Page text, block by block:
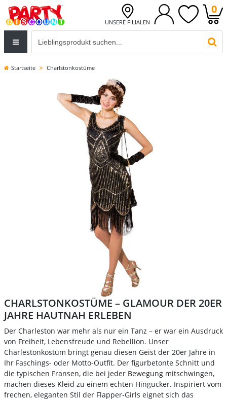
UNSERE FILIALEN
0
Startseite Charlstonkostüme
CHARLSTONKOSTÜME – GLAMOUR DER 20ER
JAHRE HAUTNAH ERLEBEN
Der Charleston war mehr als nur ein Tanz – er war ein Ausdruck
von Freiheit, Lebensfreude und Rebellion. Unser
Charlestonkostüm bringt genau diesen Geist der 20er Jahre in
Ihr Faschings- oder Motto-Outfit. Der figurbetonte Schnitt und
die typischen Fransen, die bei jeder Bewegung mitschwingen,
machen dieses Kleid zu einem echten Hingucker. Inspiriert vom
frechen, eleganten Stil der Flapper-Girls eignet sich das